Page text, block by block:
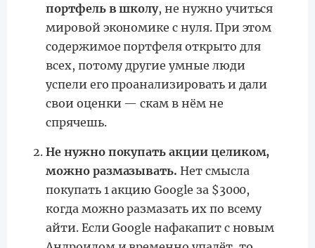
портфель в школу, не нужно учиться
мировой экономике с нуля. При этом
содержимое портфеля открыто для
всех, потому другие умные люди
успели его проанализировать и дали
свои оценки — скам в нём не
спрячешь.
Не нужно покупать акции целиком,
можно размазывать. Нет смысла
покупать 1 акцию Google за $3000,
когда можно размазать их по всему
айти. Если Google нафакапит с новым